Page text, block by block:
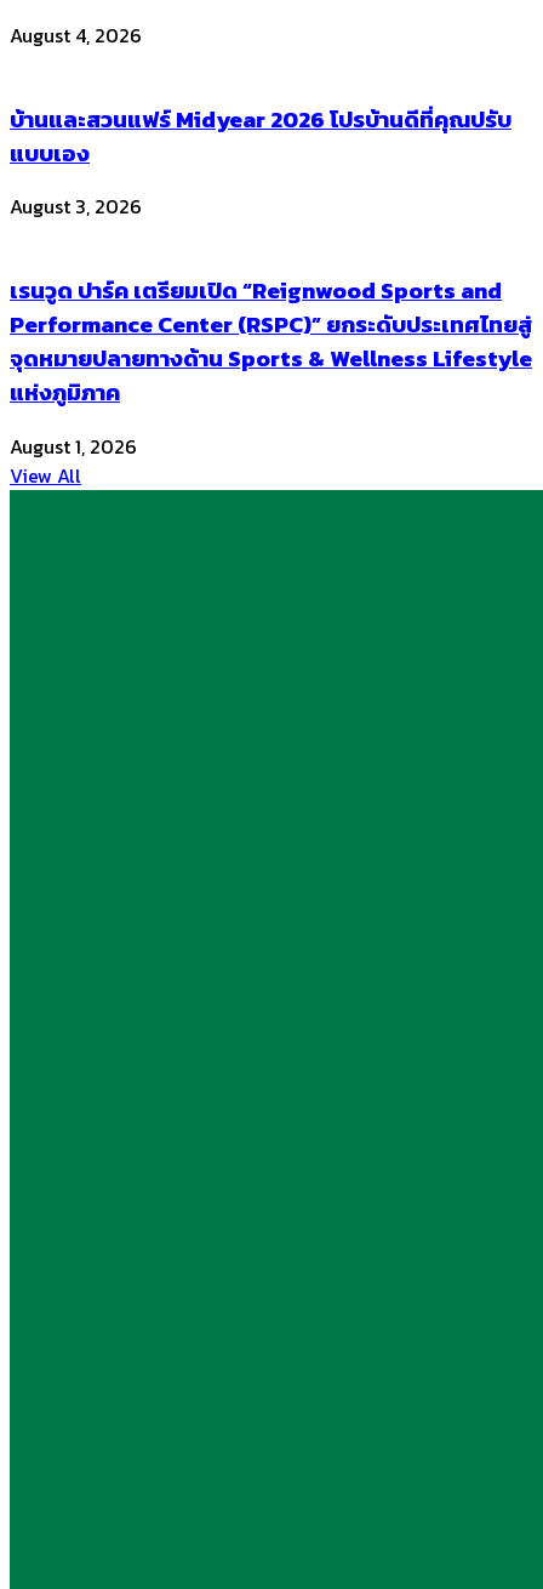
August 4, 2026
บ้านและสวนแฟร์ Midyear 2026 โปรบ้านดีที่คุณปรับ
แบบเอง
August 3, 2026
เรนวูด ปาร์ค เตรียมเปิด “Reignwood Sports and
Performance Center (RSPC)” ยกระดับประเทศไทยสู่
จุดหมายปลายทางด้าน Sports & Wellness Lifestyle
แห่งภูมิภาค
August 1, 2026
View All